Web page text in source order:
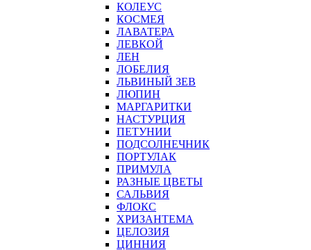
КОЛЕУС
КОСМЕЯ
ЛАВАТЕРА
ЛЕВКОЙ
ЛЕН
ЛОБЕЛИЯ
ЛЬВИНЫЙ ЗЕВ
ЛЮПИН
МАРГАРИТКИ
НАСТУРЦИЯ
ПЕТУНИИ
ПОДСОЛНЕЧНИК
ПОРТУЛАК
ПРИМУЛА
РАЗНЫЕ ЦВЕТЫ
САЛЬВИЯ
ФЛОКС
ХРИЗАНТЕМА
ЦЕЛОЗИЯ
ЦИННИЯ